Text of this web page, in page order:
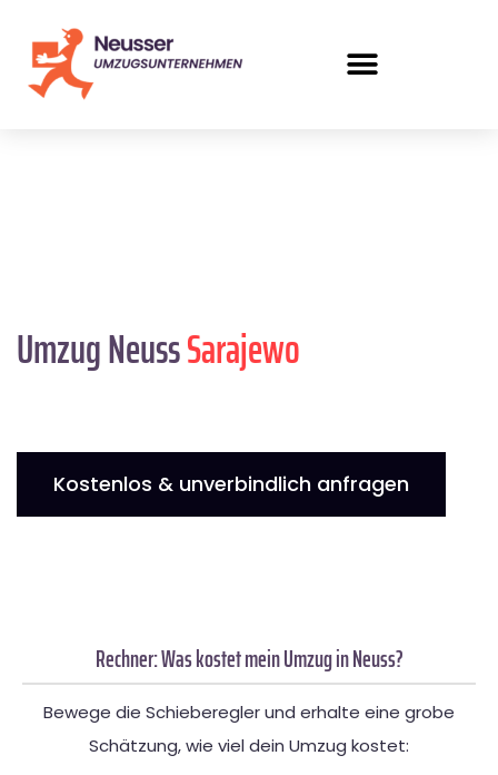
Umzug NeussSarajewo
Kostenlos & unverbindlich anfragen
Rechner: Was kostet mein Umzug in Neuss?
Bewege die Schieberegler und erhalte eine grobe
Schätzung, wie viel dein Umzug kostet: